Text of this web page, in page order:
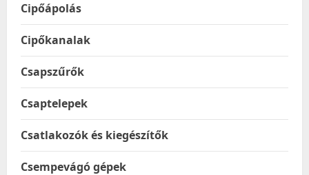
Cipőápolás
Cipőkanalak
Csapszűrők
Csaptelepek
Csatlakozók és kiegészítők
Csempevágó gépek